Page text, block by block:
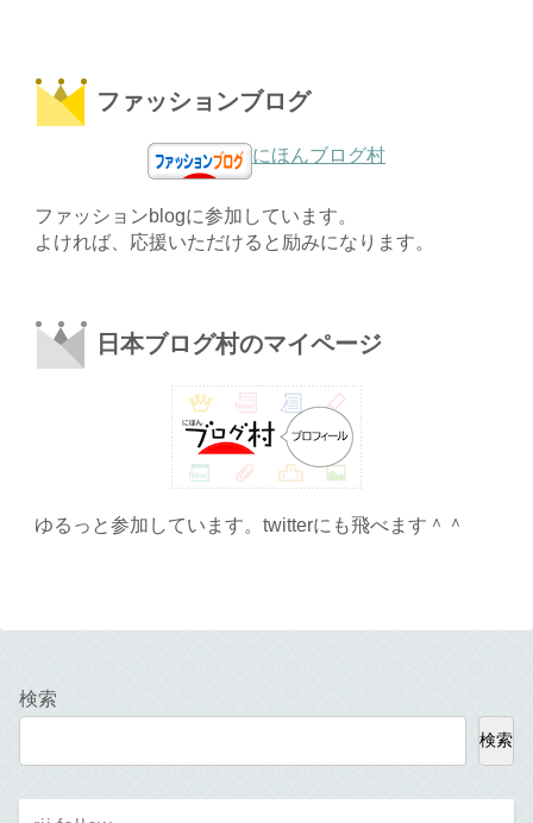
ファッションブログ
にほんブログ村
ファッションblogに参加しています。
よければ、応援いただけると励みになります。
日本ブログ村のマイページ
ゆるっと参加しています。twitterにも飛べます＾＾
検索
検索